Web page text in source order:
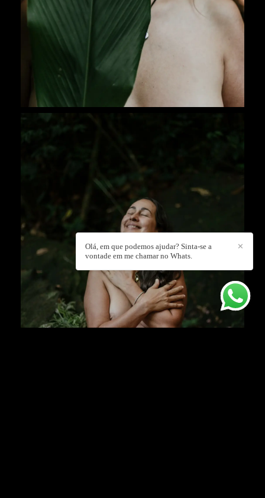
✕
Olá, em que podemos ajudar? Sinta-se a
vontade em me chamar no Whats.